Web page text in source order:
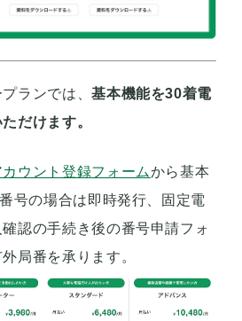
ランでは、基本機能を30着電
だけます。
ウント登録フォームから基本
号の場合は即時発行、固定電
認の手続き後の番号申請フォ
局番を承ります。